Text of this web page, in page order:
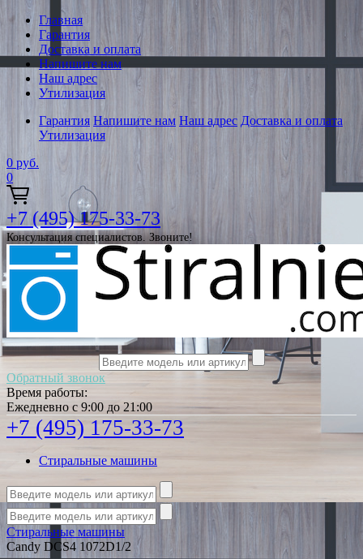
Главная
Гарантия
Доставка и оплата
Напишите нам
Наш адрес
Утилизация
Гарантия Напишите нам Наш адрес Доставка и оплата
Утилизация
0 руб.
0
+7 (495) 175-33-73
Консультация специалистов. Звоните!
Обратный звонок
Время работы:
Ежедневно с 9:00 до 21:00
+7 (495) 175-33-73
Стиральные машины
Стиральные машины
Candy DCS4 1072D1/2